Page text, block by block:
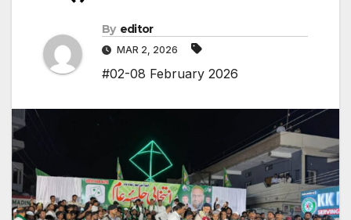
By editor
MAR 2, 2026
#02-08 February 2026